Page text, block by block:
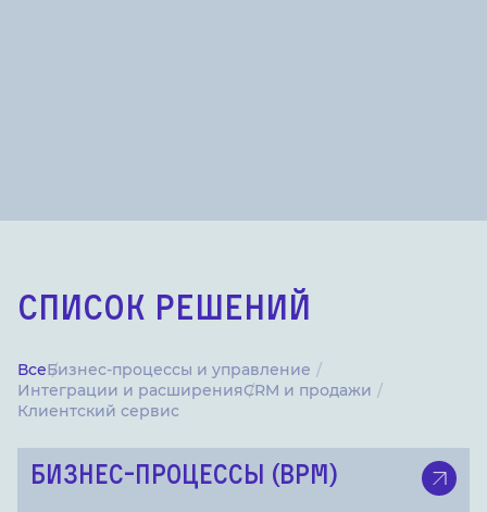
СПИСОК РЕШЕНИЙ
ВсеБизнес-процессы и управление
Интеграции и расширенияCRM и продажи
Клиентский сервис
БИЗНЕС-ПРОЦЕССЫ (BPM)